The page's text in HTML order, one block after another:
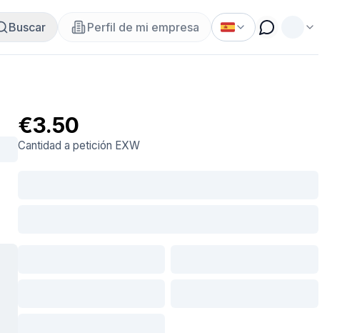
Buscar Perfil de mi empresa
€3.50
Cantidad a petición EXW